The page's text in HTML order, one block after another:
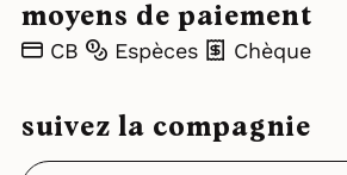
moyens de paiement
CB Espèces Chèque
suivez la compagnie